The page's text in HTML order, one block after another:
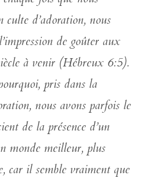
culte d’adoration, nous
de goûter aux
à venir (Hébreux 6:5).
pris dans la
nous avons parfois le
de la présence d’un
monde meilleur, plus
car il semble vraiment que